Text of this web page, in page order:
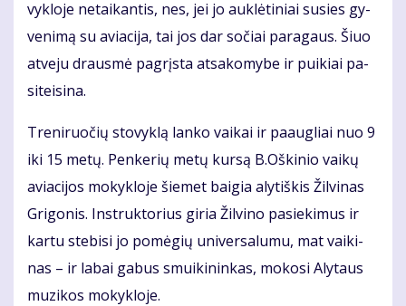
vyk­lo­je ne­tai­kan­tis, nes, jei jo auk­lė­ti­niai su­si­es gy­
ve­ni­mą su avia­ci­ja, tai jos dar so­čiai pa­ra­gaus. Šiuo
at­ve­ju draus­mė pa­grįs­ta at­sa­ko­my­be ir pui­kiai pa­
si­tei­si­na.
Tre­ni­ruo­čių sto­vyk­lą lan­ko vai­kai ir pa­aug­liai nuo 9
iki 15 me­tų. Pen­ke­rių me­tų kur­są B.Oš­ki­nio vai­kų
avia­ci­jos mo­kyk­lo­je šie­met bai­gia aly­tiš­kis Žil­vi­nas
Gri­go­nis. In­struk­to­rius gi­ria Žil­vi­no pa­sie­ki­mus ir
kar­tu ste­bi­si jo po­mė­gių uni­ver­sa­lu­mu, mat vai­ki­
nas – ir la­bai ga­bus smui­ki­nin­kas, mo­ko­si Aly­taus
mu­zi­kos mo­kyk­lo­je.